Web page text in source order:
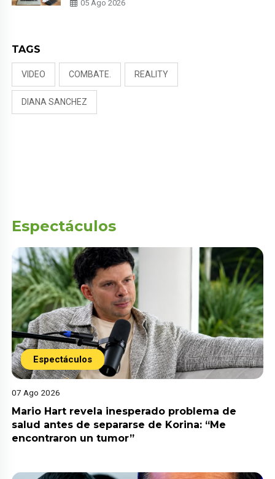
PRIVACIDAD?
05 Ago 2026
TAGS
VIDEO COMBATE. REALITY
DIANA SANCHEZ
Espectáculos
Espectáculos
07 Ago 2026
Mario Hart revela inesperado problema de
salud antes de separarse de Korina: “Me
encontraron un tumor”